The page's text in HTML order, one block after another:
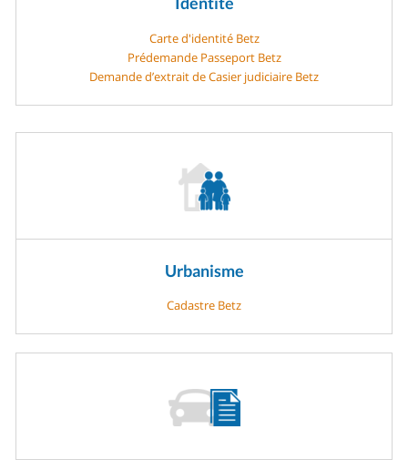
Carte d'identité Betz
Prédemande Passeport Betz
Demande d’extrait de Casier judiciaire Betz
Urbanisme
Cadastre Betz